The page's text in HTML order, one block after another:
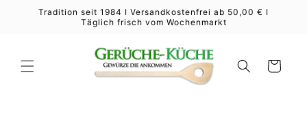
zumTradition seit 1984 I Versandkostenfrei ab 50,00 € I
Täglich frisch vom Wochenmarkt
Warenkorb